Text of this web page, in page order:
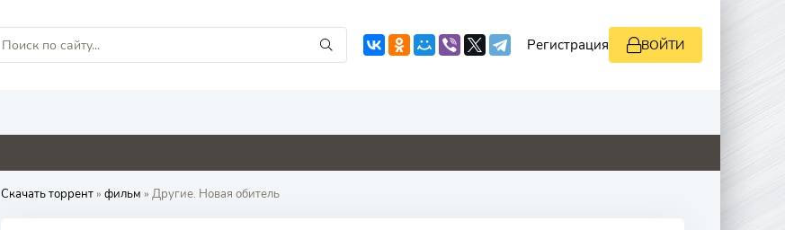
Регистрация ВОЙТИ
0 9 4.6 0 0 8.8 0
Скачать торрент» фильм » Другие. Новая обитель